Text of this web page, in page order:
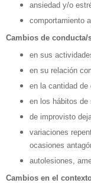
ansiedad y/o
comportamiento
Cambios de conducta/
en sus
en su relación
en la cantidad de
en los hábitos de
de improvisto
variaciones
ocasiones
autolesiones,
Cambios en el